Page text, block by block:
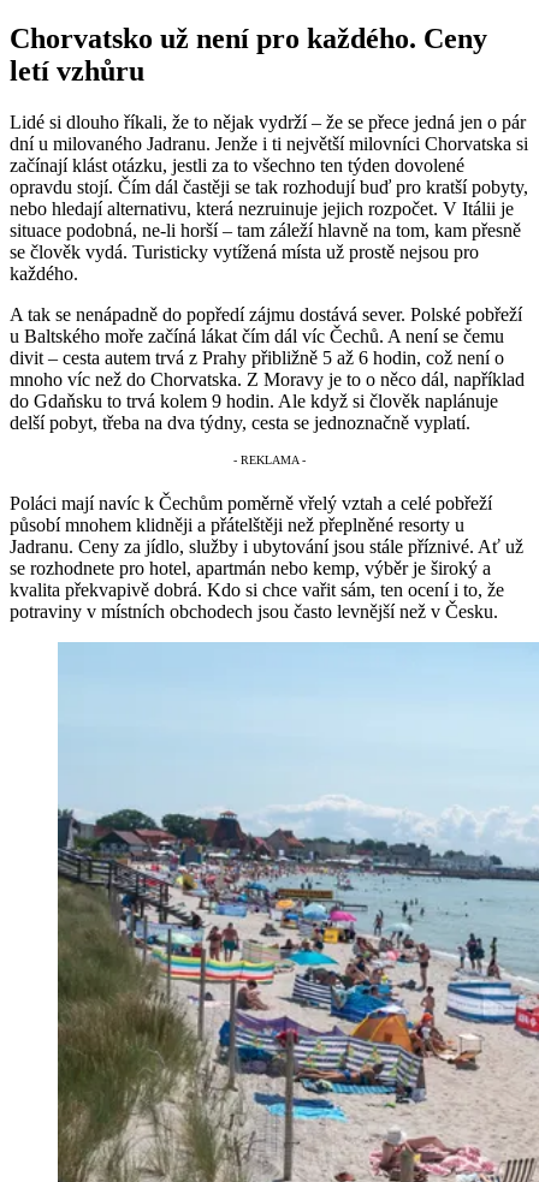
Chorvatsko už není pro každého. Ceny
letí vzhůru
Lidé si dlouho říkali, že to nějak vydrží – že se přece jedná jen o pár
dní u milovaného Jadranu. Jenže i ti největší milovníci Chorvatska si
začínají klást otázku, jestli za to všechno ten týden dovolené
opravdu stojí. Čím dál častěji se tak rozhodují buď pro kratší pobyty,
nebo hledají alternativu, která nezruinuje jejich rozpočet. V Itálii je
situace podobná, ne-li horší – tam záleží hlavně na tom, kam přesně
se člověk vydá. Turisticky vytížená místa už prostě nejsou pro
každého.
A tak se nenápadně do popředí zájmu dostává sever. Polské pobřeží
u Baltského moře začíná lákat čím dál víc Čechů. A není se čemu
divit – cesta autem trvá z Prahy přibližně 5 až 6 hodin, což není o
mnoho víc než do Chorvatska. Z Moravy je to o něco dál, například
do Gdaňsku to trvá kolem 9 hodin. Ale když si člověk naplánuje
delší pobyt, třeba na dva týdny, cesta se jednoznačně vyplatí.
Poláci mají navíc k Čechům poměrně vřelý vztah a celé pobřeží
působí mnohem klidněji a přátelštěji než přeplněné resorty u
Jadranu. Ceny za jídlo, služby i ubytování jsou stále příznivé. Ať už
se rozhodnete pro hotel, apartmán nebo kemp, výběr je široký a
kvalita překvapivě dobrá. Kdo si chce vařit sám, ten ocení i to, že
potraviny v místních obchodech jsou často levnější než v Česku.